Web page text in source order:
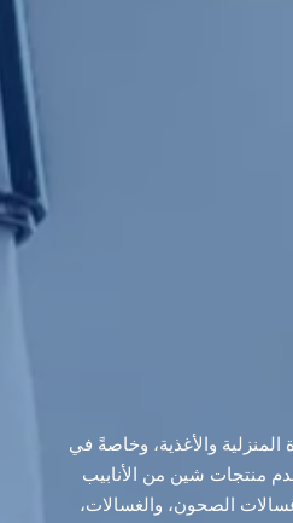
والأغذية، وخاصةً في
منتجات شين من الأنابيب
الصحون، والغسالات،